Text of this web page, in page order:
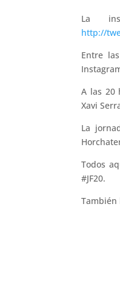
La
http://
Entre
A las 20
Xavi
La
Todos
#JF20.
También